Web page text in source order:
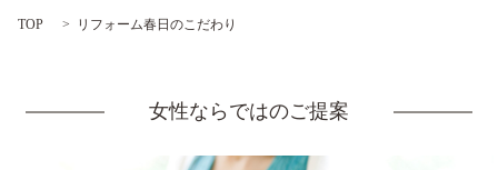
TOP リフォーム春日のこだわり
女性ならではのご提案